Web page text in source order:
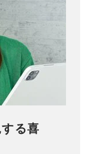
る喜